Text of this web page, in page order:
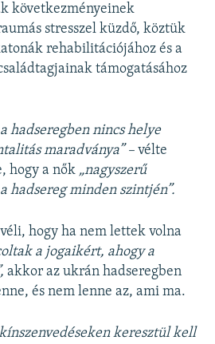
következményeinek
stresszel küzdő, köztük
rehabilitációjához és a
támogatásához
hadseregben nincs helye
maradványa” – vélte
hogy a nők „nagyszerű
hadsereg minden szintjén”.
hogy ha nem lettek volna
a jogaikért, ahogy a
akkor az ukrán hadseregben
és nem lenne az, ami ma.
keresztül kell